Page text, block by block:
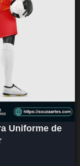
Uniforme de